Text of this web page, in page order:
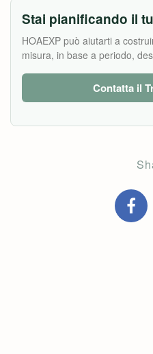
Stai pianificando il
HOAEXP può aiutarti a
misura, in base a periodo,
Contatta il